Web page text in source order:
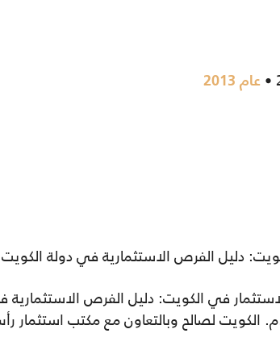
عام 2013
دليل الفرص الاستثمارية في دولة الكويت
الكويت لصالح وبالتعاون مع مكتب استثمار